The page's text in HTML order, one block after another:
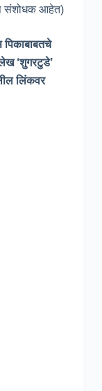
संशोधक आहेत)
‘शुगरटुडे’
लिंकवर